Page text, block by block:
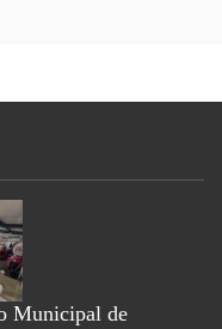
Municipal de